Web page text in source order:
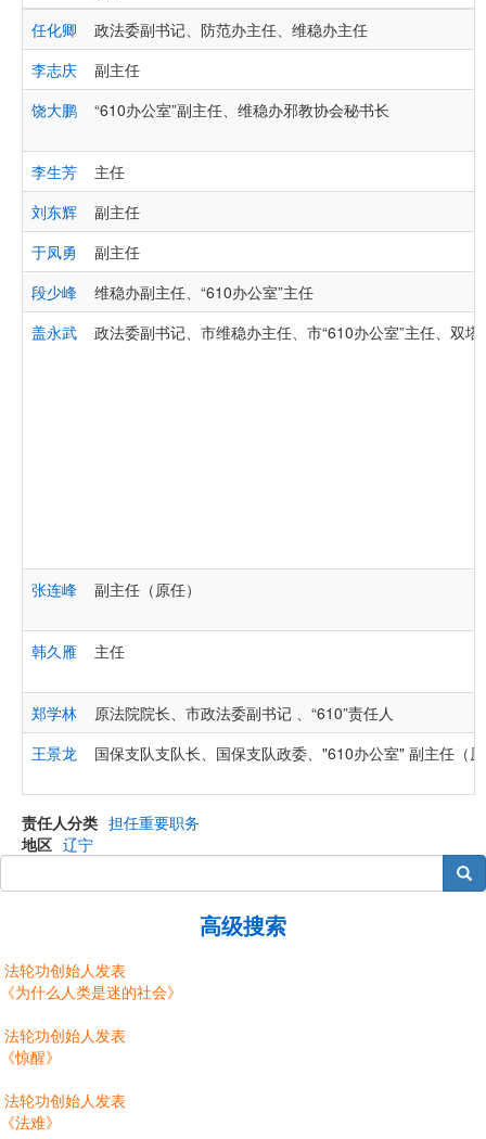
任化卿
政法委副书记、防范办主任、维稳办主任
李志庆
副主任
饶大鹏
“610办公室”副主任、维稳办邪教协会秘书长
李生芳
主任
刘东辉
副主任
于凤勇
副主任
段少峰
维稳办副主任、“610办公室”主任
盖永武
政法委副书记、市维稳办主任、市“610办公室”主任、双
张连峰 副主任（原任）
韩久雁 主任
郑学林
原法院院长、市政法委副书记 、“610”责任人
王景龙
国保支队支队长、国保支队政委、"610办公室" 副主任（
责任人分类 担任重要职务
地区 辽宁
搜索
高级搜索
法轮功创始人发表
《为什么人类是迷的社会》
法轮功创始人发表
《惊醒》
法轮功创始人发表
《法难》